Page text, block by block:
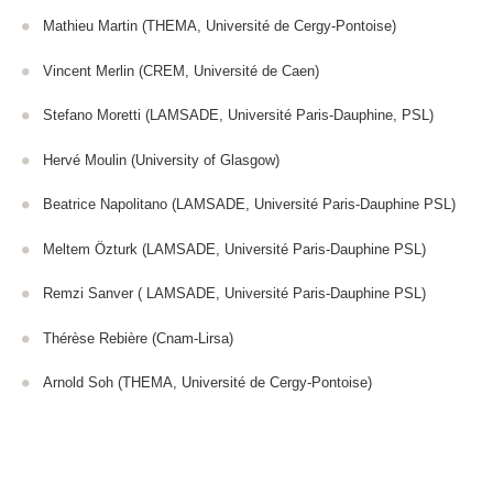
Mathieu Martin (THEMA, Université de Cergy-Pontoise)
Vincent Merlin (CREM, Université de Caen)
Stefano Moretti (LAMSADE, Université Paris-Dauphine, PSL)
Hervé Moulin (University of Glasgow)
Beatrice Napolitano (LAMSADE, Université Paris-Dauphine PSL)
Meltem Özturk (LAMSADE, Université Paris-Dauphine PSL)
Remzi Sanver ( LAMSADE, Université Paris-Dauphine PSL)
Thérèse Rebière (Cnam-Lirsa)
Arnold Soh (THEMA, Université de Cergy-Pontoise)